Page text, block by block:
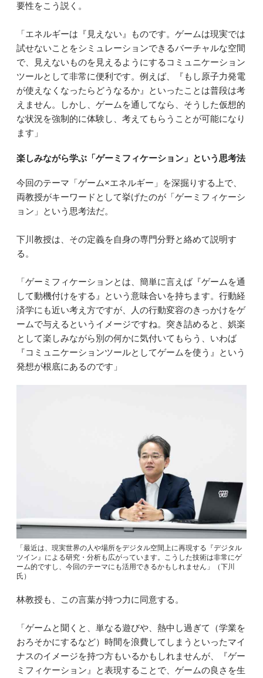
要性をこう説く。
「エネルギーは『見えない』ものです。ゲームは現実では
試せないことをシミュレーションできるバーチャルな空間
で、見えないものを見えるようにするコミュニケーション
ツールとして非常に便利です。例えば、『もし原子力発電
が使えなくなったらどうなるか』といったことは普段は考
えません。しかし、ゲームを通してなら、そうした仮想的
な状況を強制的に体験し、考えてもらうことが可能になり
ます」
楽しみながら学ぶ「ゲーミフィケーション」という思考法
今回のテーマ「ゲーム×エネルギー」を深掘りする上で、
両教授がキーワードとして挙げたのが「ゲーミフィケーシ
ョン」という思考法だ。
下川教授は、その定義を自身の専門分野と絡めて説明す
る。
「ゲーミフィケーションとは、簡単に言えば『ゲームを通
して動機付けをする』という意味合いを持ちます。行動経
済学にも近い考え方ですが、人の行動変容のきっかけをゲ
ームで与えるというイメージですね。突き詰めると、娯楽
として楽しみながら別の何かに気付いてもらう、いわば
『コミュニケーションツールとしてゲームを使う』という
発想が根底にあるのです」
「最近は、現実世界の人や場所をデジタル空間上に再現する『デジタル
ツイン』による研究・分析も広がっています。こうした技術は非常にゲ
ーム的ですし、今回のテーマにも活用できるかもしれません」（下川
氏）
林教授も、この言葉が持つ力に同意する。
「ゲームと聞くと、単なる遊びや、熱中し過ぎて（学業を
おろそかにするなど）時間を浪費してしまうといったマイ
ナスのイメージを持つ方もいるかもしれませんが、『ゲー
ミフィケーション』と表現することで、ゲームの良さを生